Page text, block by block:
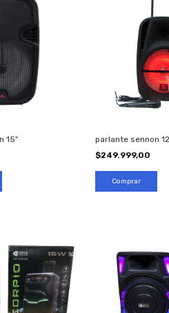
15"
parlante sennon
$249.999,00